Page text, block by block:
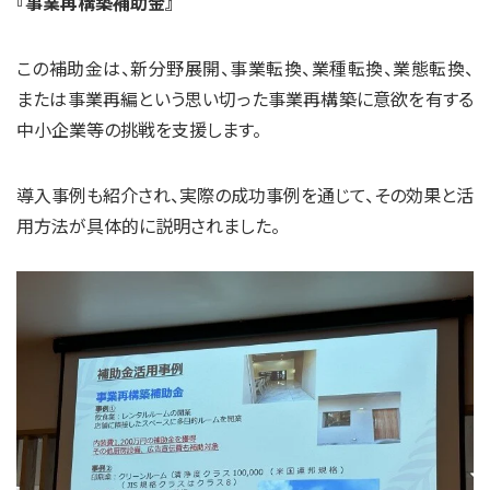
この補助金は、新分野展開、事業転換、業種転換、業態転換、
または事業再編という思い切った事業再構築に意欲を有する
中小企業等の挑戦を支援します。
導入事例も紹介され、実際の成功事例を通じて、その効果と活
用方法が具体的に説明されました。